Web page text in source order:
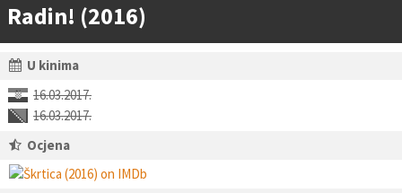
Radin! (2016)
U kinima
16.03.2017.
16.03.2017.
Ocjena